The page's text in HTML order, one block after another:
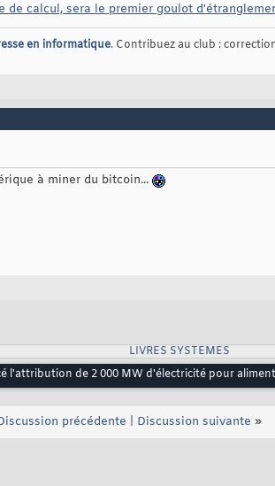
de calcul, sera le premier goulot
en informatique. Contribuez au club :
à miner du bitcoin...
LIVRES SYSTEMES
l'attribution de 2 000 MW d'électricité pour
précédente Discussion suivante »